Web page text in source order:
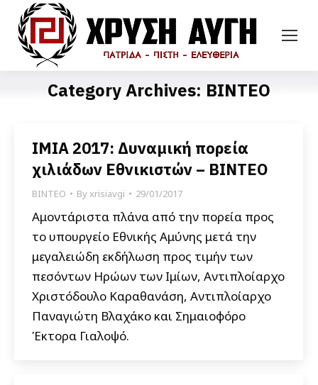
Category Archives: ΒΙΝΤΕΟ
ΙΜΙΑ 2017: Δυναμική πορεία
χιλιάδων Εθνικιστών – ΒΙΝΤΕΟ
ΒΙΝΤΕΟ Byxrisiavgi 29/01/2017
Αμοντάριστα πλάνα από την πορεία προς
το υπουργείο Εθνικής Αμύνης μετά την
μεγαλειώδη εκδήλωση προς τιμήν των
πεσόντων Ηρώων των Ιμίων, Αντιπλοίαρχο
Χριστόδουλο Καραθανάση, Αντιπλοίαρχο
Παναγιώτη Βλαχάκο και Σημαιοφόρο
Έκτορα Γιαλοψό.